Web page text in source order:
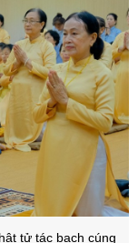
tử tác bạch cúng